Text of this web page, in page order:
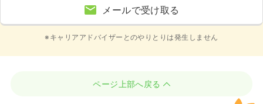
メールで受け取る
※キャリアアドバイザーとのやりとりは発生しません
ページ上部へ戻る